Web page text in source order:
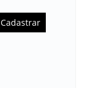
Cadastrar